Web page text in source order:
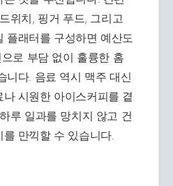
위치, 핑거 푸드, 그리고
플래터를 구성하면 예산도
로 부담 없이 훌륭한 홈
니다. 음료 역시 맥주 대신
시원한 아이스커피를 곁
루 일과를 망치지 않고 건
만끽할 수 있습니다.